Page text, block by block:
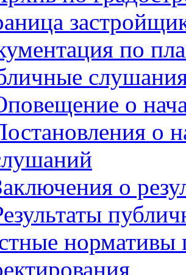
по
о
о
о
нормативы